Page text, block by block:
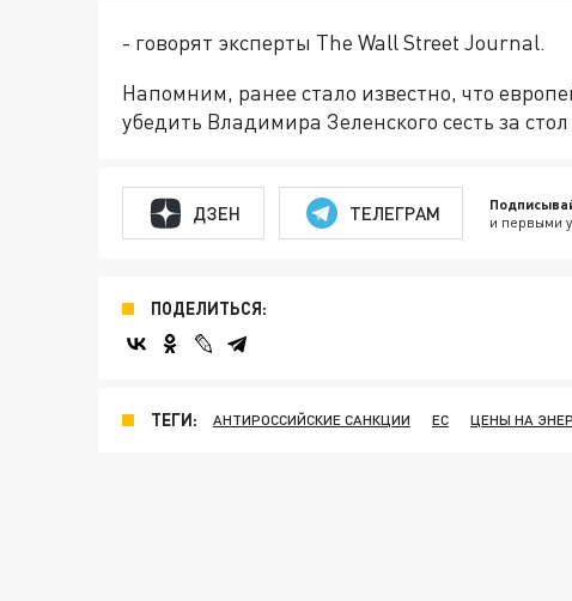
- говорят эксперты The Wall Street Journal.
Напомним, ранее стало известно, что
убедить Владимира Зеленского сесть за
ДЗЕН ТЕЛЕГРАМ и первыми
ПОДЕЛИТЬСЯ:
ТЕГИ: АНТИРОССИЙСКИЕ САНКЦИИ ЕС ЦЕНЫ НА